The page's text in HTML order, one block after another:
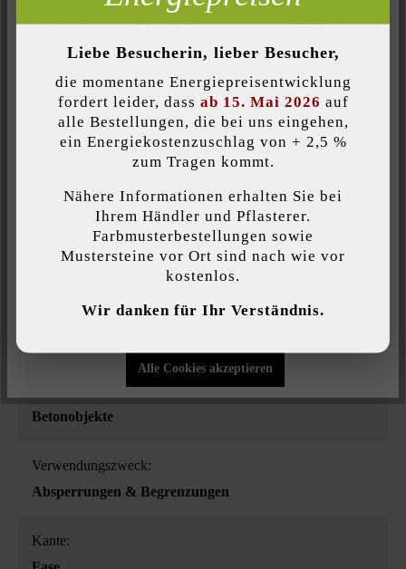
Kubus verwendet werden und wirkt in dieser Rolle überaus cool
verleiht ihm zudem eine überaus angenehme Haptik. In der
Gartengestaltung sind innovative Dekorationen der letzte Schrei
– daher lassen Sie Ihre Kreativität freien Lauf und geben Sie
Ihrem Garten Ihre ganz persönliche Note – beispielsweise durch
den Einsatz von Betonkuben.
Oberflächenstruktur:
Betonobjekte
Verwendungszweck:
Absperrungen & Begrenzungen
Kante:
Komfort (Seitenfunktionalität) Inaktiv
Inaktiv
Individuelle Cookies akzeptieren
Funktionalität bieten zu können...Mehr Informationen
Individuelle Einstellungen
Alle Cookies akzeptieren
Liebe Besucherin, lieber Besucher,
die momentane Energiepreisentwicklung
fordert leider, dass ab 15. Mai 2026 auf
alle Bestellungen, die bei uns eingehen,
ein Energiekostenzuschlag von + 2,5 %
zum Tragen kommt.
Nähere Informationen erhalten Sie bei
Ihrem Händler und Pflasterer.
Farbmusterbestellungen sowie
Mustersteine vor Ort sind nach wie vor
kostenlos.
Wir danken für Ihr Verständnis.